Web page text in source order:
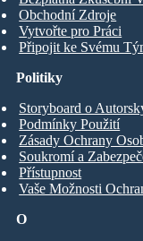
Obchodní Zdroje
Vytvořte pro Práci
Připojit ke Svému
O
Politiky
Storyboard o
Podmínky Použití
Zásady Ochrany
Soukromí a
Přístupnost
Vaše Možnosti